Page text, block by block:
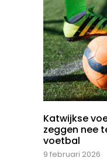
Katwijkse
zeggen nee
voetbal
9 februari 2026